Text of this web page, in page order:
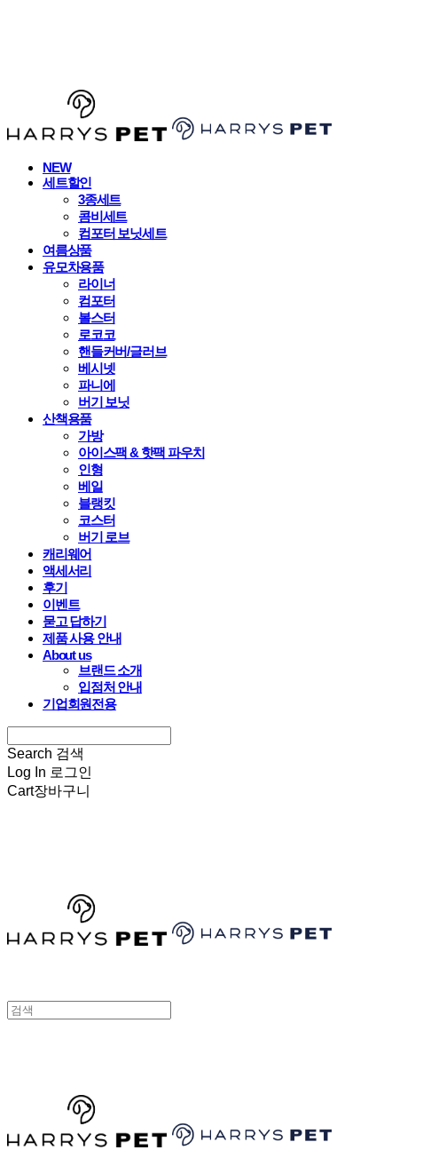
NEW
세트할인
3종세트
콤비세트
컴포터 보닛세트
여름상품
유모차용품
라이너
컴포터
볼스터
로코코
핸들커버/글러브
베시넷
파니에
버기 보닛
산책용품
가방
아이스팩 & 핫팩 파우치
인형
베일
블랭킷
코스터
버기 로브
캐리웨어
액세서리
후기
이벤트
묻고 답하기
제품 사용 안내
About us
브랜드 소개
입점처 안내
기업회원전용
Search 검색
Log In 로그인
Cart장바구니